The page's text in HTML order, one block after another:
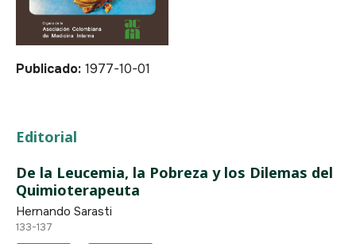
Publicado: 1977-10-01
Editorial
De la Leucemia, la Pobreza y los Dilemas del
Quimioterapeuta
Hernando Sarasti
133-137